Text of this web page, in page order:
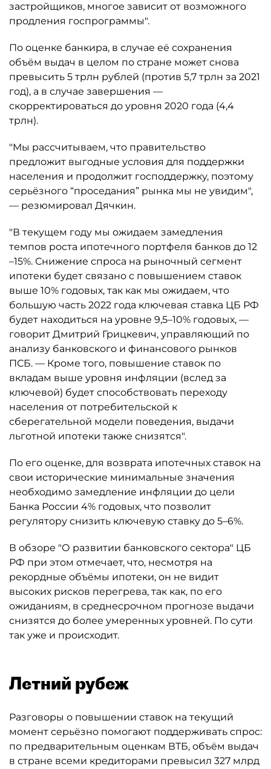
застройщиков, многое зависит от возможного
продления госпрограммы".
По оценке банкира, в случае её сохранения
объём выдач в целом по стране может снова
превысить 5 трлн рублей (против 5,7 трлн за 2021
год), а в случае завершения —
скорректироваться до уровня 2020 года (4,4
трлн).
"Мы рассчитываем, что правительство
предложит выгодные условия для поддержки
населения и продолжит господдержку, поэтому
серьёзного “проседания” рынка мы не увидим",
— резюмировал Дячкин.
"В текущем году мы ожидаем замедления
темпов роста ипотечного портфеля банков до 12
–15%. Снижение спроса на рыночный сегмент
ипотеки будет связано с повышением ставок
выше 10% годовых, так как мы ожидаем, что
большую часть 2022 года ключевая ставка ЦБ РФ
будет находиться на уровне 9,5–10% годовых, —
говорит Дмитрий Грицкевич, управляющий по
анализу банковского и финансового рынков
ПСБ. — Кроме того, повышение ставок по
вкладам выше уровня инфляции (вслед за
ключевой) будет способствовать переходу
населения от потребительской к
сберегательной модели поведения, выдачи
льготной ипотеки также снизятся".
По его оценке, для возврата ипотечных ставок на
свои исторические минимальные значения
необходимо замедление инфляции до цели
Банка России 4% годовых, что позволит
регулятору снизить ключевую ставку до 5–6%.
В обзоре "О развитии банковского сектора" ЦБ
РФ при этом отмечает, что, несмотря на
рекордные объёмы ипотеки, он не видит
высоких рисков перегрева, так как, по его
ожиданиям, в среднесрочном прогнозе выдачи
снизятся до более умеренных уровней. По сути
так уже и происходит.
Летний рубеж
Разговоры о повышении ставок на текущий
момент серьёзно помогают поддерживать спрос:
по предварительным оценкам ВТБ, объём выдач
в стране всеми кредиторами превысил 327 млрд